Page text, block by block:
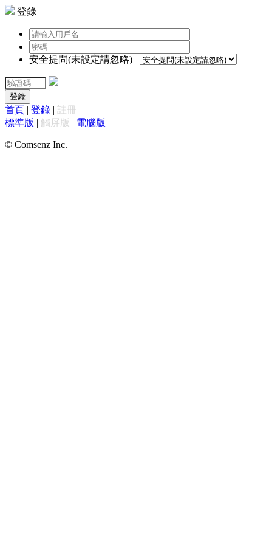
登錄
安全提問(未設定請忽略)
登錄
首頁 | 登錄 | 註冊
標準版 | 觸屏版 | 電腦版 |
© Comsenz Inc.